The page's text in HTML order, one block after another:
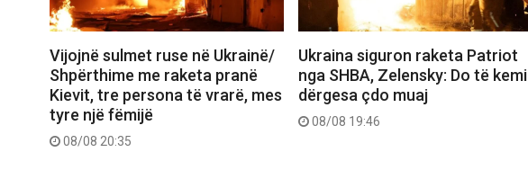
Vijojnë sulmet ruse në Ukrainë/
Shpërthime me raketa pranë
Kievit, tre persona të vrarë, mes
tyre një fëmijë
08/08 20:35
Ukraina siguron raketa Patriot
nga SHBA, Zelensky: Do të kemi
dërgesa çdo muaj
08/08 19:46